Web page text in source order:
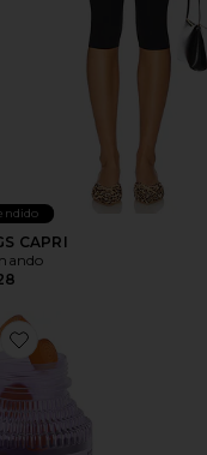
CAPRI
Favorite GOMITAS DE